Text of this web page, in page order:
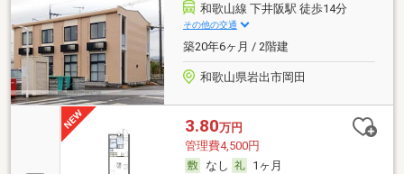
和歌山線 下井阪駅 徒歩14分
その他の交通
築20年6ヶ月 / 2階建
和歌山県岩出市岡田
3.80万円
管理費4,500円
なし
1ヶ月